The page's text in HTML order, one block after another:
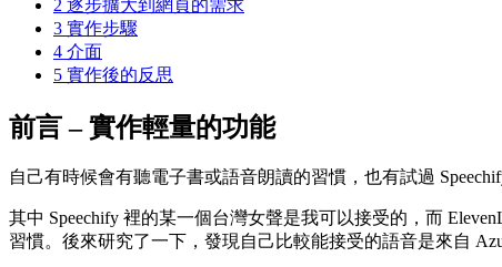
2 逐步擴大到網頁的需求
3 實作步驟
4 介面
5 實作後的反思
前言 – 實作輕量的功能
自己有時候會有聽電子書或語音朗讀的習慣，也有試過
其中 Speechify 裡的某一個台灣女聲是我可以接受的，而
習慣。後來研究了一下，發現自己比較能接受的語音是來自